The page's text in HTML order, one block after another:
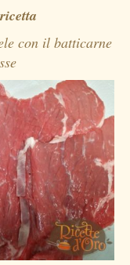
con il batticarne